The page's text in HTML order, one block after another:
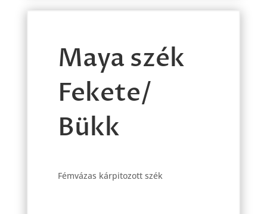
Maya szék
Fekete/
Bükk
Fémvázas kárpitozott szék